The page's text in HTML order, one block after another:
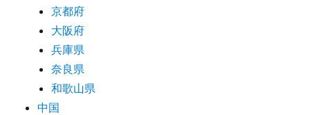
京都府
大阪府
兵庫県
奈良県
和歌山県
中国